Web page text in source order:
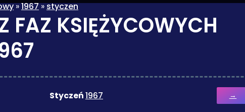
»1967»styczen
FAZ KSIĘŻYCOWYCH
Styczeń1967 →